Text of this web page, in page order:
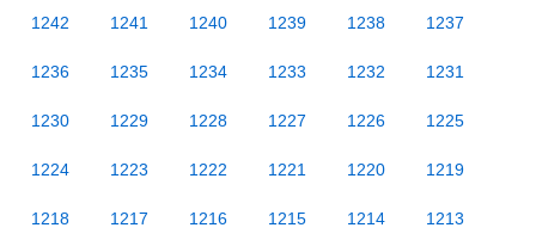
1242 1241 1240 1239 1238 1237
1236 1235 1234 1233 1232 1231
1230 1229 1228 1227 1226 1225
1224 1223 1222 1221 1220 1219
1218 1217 1216 1215 1214 1213